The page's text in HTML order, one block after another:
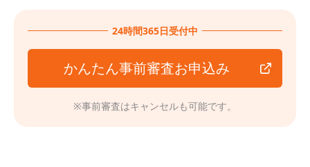
24時間365日受付中
かんたん事前審査お申込み
※事前審査はキャンセルも可能です。